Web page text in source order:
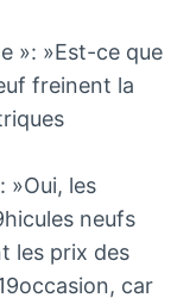
»: »Est-ce que
freinent la
»Oui, les
neufs
les prix des
car